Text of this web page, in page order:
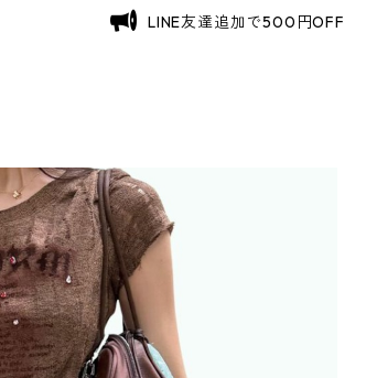
LINE友達追加で500円OFF